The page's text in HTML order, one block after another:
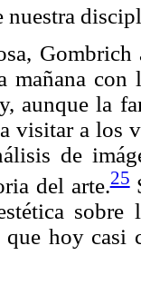
nuestra
mañana
aunque la
visitar a los
de
del arte.25
hoy casi